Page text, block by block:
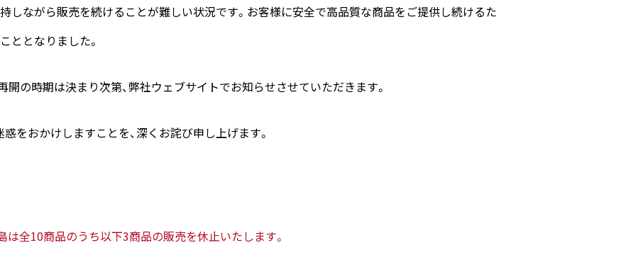
しながら販売を続けることが難しい状況です。お客様に安全で高品質な商品をご提供し続けるた
ととなりました。
開の時期は決まり次第、弊社ウェブサイトでお知らせさせていただきます。
をおかけしますことを、深くお詫び申し上げます。
全10商品のうち以下3商品の販売を休止いたします。